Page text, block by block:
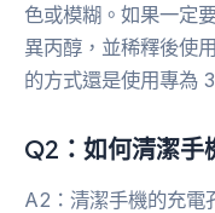
色或模糊。如果一定
異丙醇，並稀釋後使
的方式還是使用專為
Q2：如何清潔手
A2：清潔手機的充電